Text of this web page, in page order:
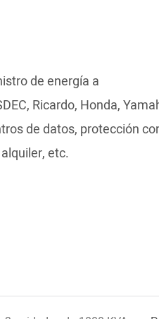
de energía a
Ricardo, Honda,
de datos, protección
etc.